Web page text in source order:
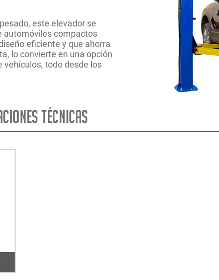
este elevador se
automóviles compactos
eficiente y que ahorra
lo convierte en una opción
vehículos, todo desde los
técnicas